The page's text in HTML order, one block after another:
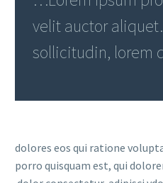
velit auctor
sollicitudin, lorem
dolores eos qui ratione
porro quisquam est, qui